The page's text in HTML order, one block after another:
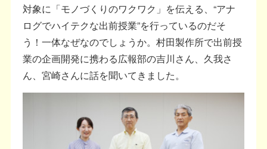
対象に「モノづくりのワクワク」を伝える、“アナ
ログでハイテクな出前授業”を行っているのだそ
う！一体なぜなのでしょうか。村田製作所で出前授
業の企画開発に携わる広報部の吉川さん、久我さ
ん、宮崎さんに話を聞いてきました。